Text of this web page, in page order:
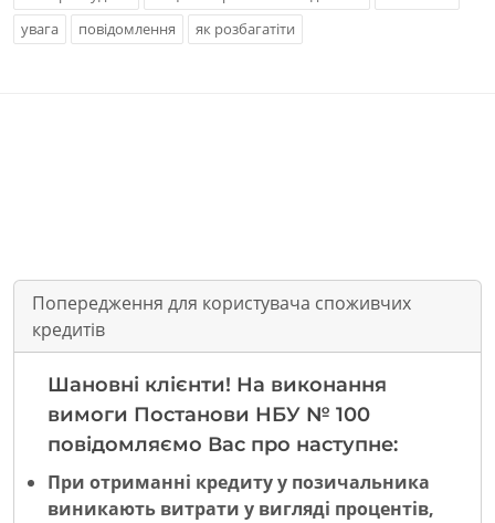
увага
повідомлення як розбагатіти
Попередження для користувача споживчих
кредитів
Шановні клієнти! На виконання
вимоги Постанови НБУ № 100
повідомляємо Вас про наступне:
При отриманні кредиту у позичальника
виникають витрати у вигляді процентів,